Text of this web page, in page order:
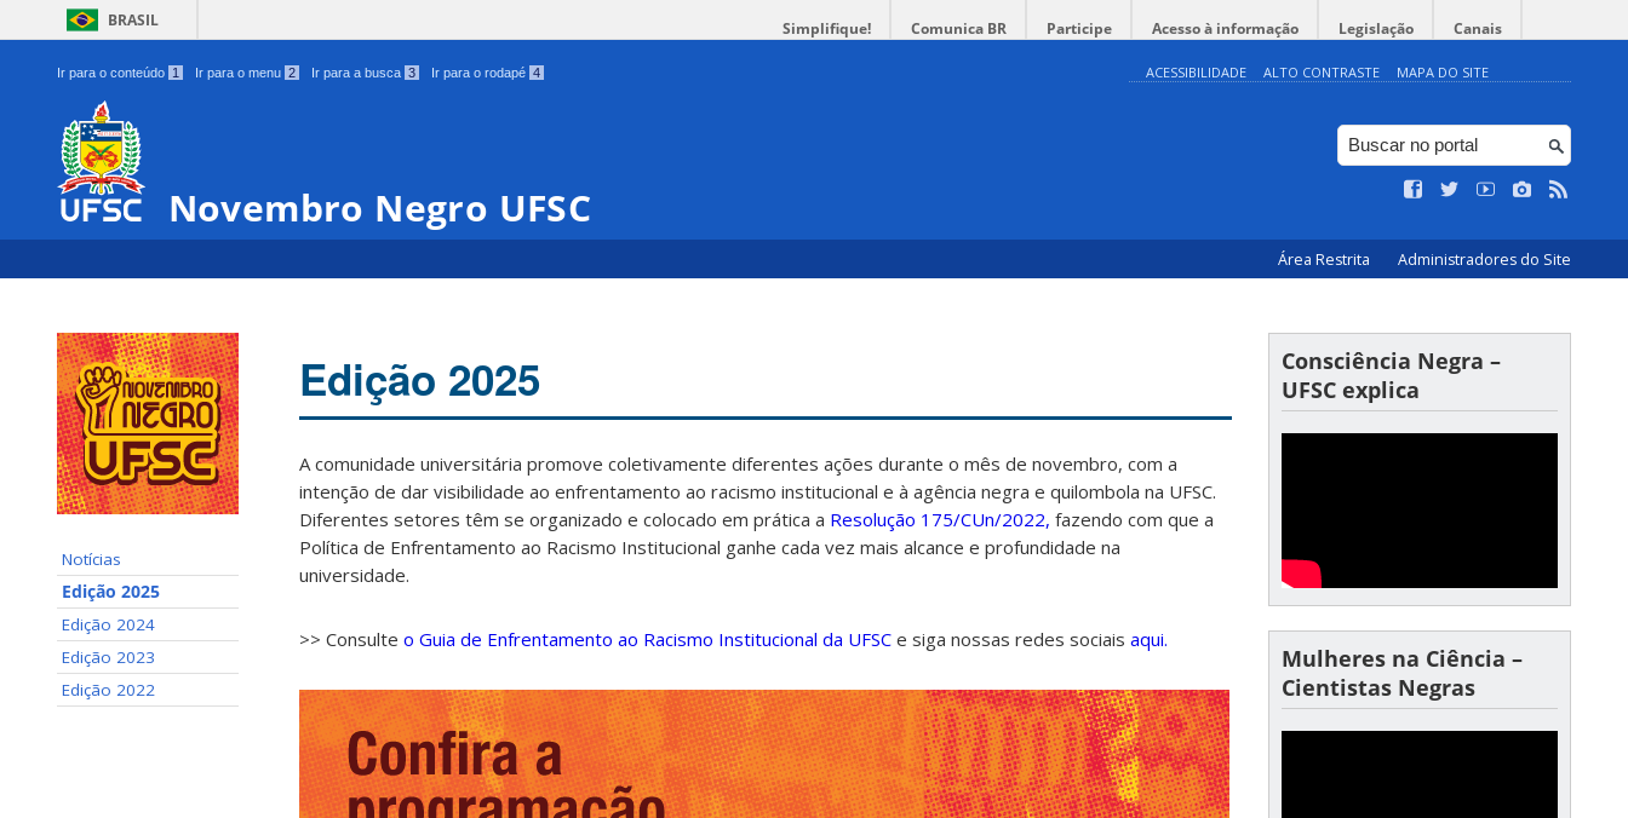
BRASIL Simplifique! Comunica BR Participe Acesso à informação Legislação Canais
Ir para o conteúdo 1 Ir para o menu 2 Ir para a busca 3 Ir para o rodapé 4 ACESSIBILIDADE ALTO CONTRASTE MAPA DO SITE
Novembro Negro UFSC
Área Restrita Administradores do Site
Notícias
Edição 2025
Edição 2024
Edição 2023
Edição 2022
Edição 2025
A comunidade universitária promove coletivamente diferentes ações durante o mês de novembro, com a
intenção de dar visibilidade ao enfrentamento ao racismo institucional e à agência negra e quilombola na UFSC.
Diferentes setores têm se organizado e colocado em prática a Resolução 175/CUn/2022, fazendo com que a
Política de Enfrentamento ao Racismo Institucional ganhe cada vez mais alcance e profundidade na
universidade.
>> Consulte o Guia de Enfrentamento ao Racismo Institucional da UFSC e siga nossas redes sociais aqui.
Consciência Negra –
UFSC explica
Mulheres na Ciência –
Cientistas Negras